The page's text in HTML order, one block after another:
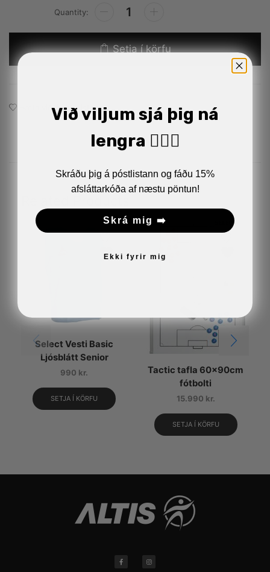
Setja í körfu
Alternative:
Bæta við á óskalistann
Select Vesti Basic
Ljósblátt Senior
990 kr.
SETJA Í KÖRFU
Tactic tafla 60x90cm
fótbolti
15.990 kr.
SETJA Í KÖRFU
Við viljum sjá þig ná
lengra 🏋🏼‍♂️
Skráðu þig á póstlistann og fáðu 15%
afsláttarkóða af næstu pöntun!
Skrá mig ➡️
Ekki fyrir mig